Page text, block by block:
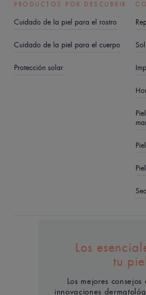
Los
tu piel
Los mejores
innovaciones
PRODUCTOS POR DESCUBRIR
Cuidado de la piel para el rostro
Cuidado de la piel para el cuerpo
Protección solar
Sol
Contacto